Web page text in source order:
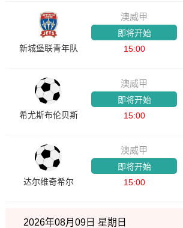
新城堡联青年队
澳威甲
即将开始
15:00
希尤斯布伦贝斯
澳威甲
即将开始
15:00
达尔维奇希尔
澳威甲
即将开始
15:00
2026年08月09日 星期日